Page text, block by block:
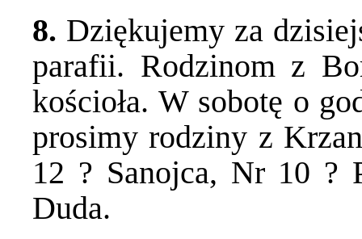
8. Dziękujemy za
parafii. Rodzinom z
kościoła. W sobotę o
prosimy rodziny z
12 ? Sanojca, Nr 10
Duda.